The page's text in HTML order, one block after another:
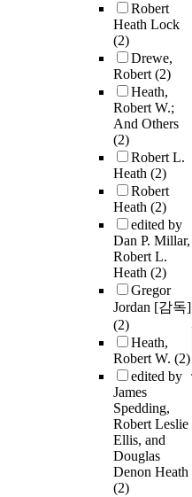
Robert
Heath Lock
(2)
Drewe,
Robert(2)
Heath,
Robert W.;
And Others
(2)
Robert L.
Heath (2)
Robert
Heath (2)
edited by
Dan P. Millar,
Robert L.
Heath (2)
Gregor
Jordan [감독]
(2)
Heath,
Robert W. (2)
edited by
James
Spedding,
Robert Leslie
Ellis, and
Douglas
Denon Heath
(2)